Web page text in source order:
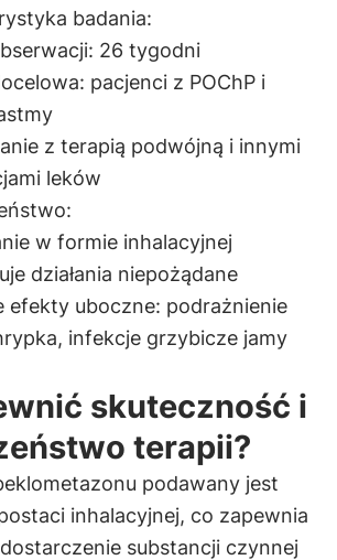
badania:
26 tygodni
pacjenci z POChP i
z terapią podwójną i innymi
leków
w formie inhalacyjnej
działania niepożądane
efekty uboczne: podrażnienie
infekcje grzybicze jamy
skuteczność i
terapii?
podawany jest
inhalacyjnej, co zapewnia
substancji czynnej